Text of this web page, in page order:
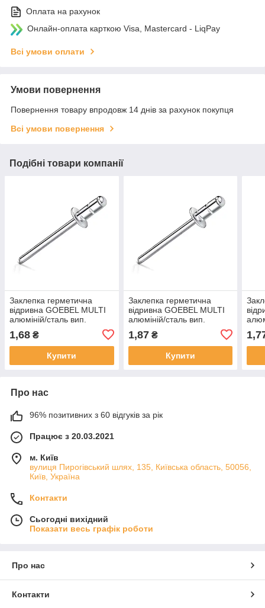
Оплата на рахунок
Онлайн-оплата карткою Visa, Mastercard - LiqPay
Всі умови оплати
Умови повернення
Повернення товару впродовж 14 днів за рахунок покупця
Всі умови повернення
Подібні товари компанії
Заклепка герметична
відривна GOEBEL MULTI
алюміній/сталь вип.
головка 3.2х16.0 мм/8.5-
13.0 мм
1,68 ₴
Купити
Заклепка герметична
відривна GOEBEL MULTI
алюміній/сталь вип.
головка 4.8х10.0 мм/1.0-
6.0 мм
1,87₴
Купити
Про нас
96% позитивних з 60 відгуків за рік
Працює з 20.03.2021
м. Київ
вулиця Пирогівський шлях, 135, Київська область, 50056,
Київ, Україна
Контакти
Сьогодні вихідний
Показати весь графік роботи
Про нас
Контакти